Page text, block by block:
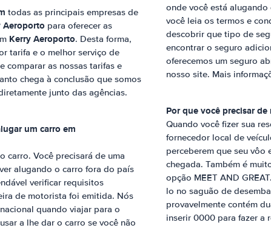
todas as principais empresas de
Aeroporto para oferecer as
Kerry Aeroporto. Desta forma,
tarifa e o melhor serviço de
comparar as nossas tarifas e
chega à conclusão que somos
junto das agências.
um carro em
carro. Você precisará de uma
alugando o carro fora do país
verificar requisitos
de motorista foi emitida. Nós
quando viajar para o
a lhe dar o carro se você não
onde você está
você leia os termos e
descobrir que tipo de
encontrar o seguro
oferecemos um seguro
nosso site. Mais
Por que você precisar
Quando você fizer sua
fornecedor local de
perceberem que seu vôo
chegada. Também é
opção MEET AND
lo no saguão de
provavelmente contém
inserir 0000 para fazer a